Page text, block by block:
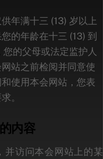
年满十三 (13) 岁以上
的年龄在十三 (13) 到
您的父母或法定监护人
站之前检阅并同意使
使用本会网站，您表
。
内容
并访问本会网站上的某